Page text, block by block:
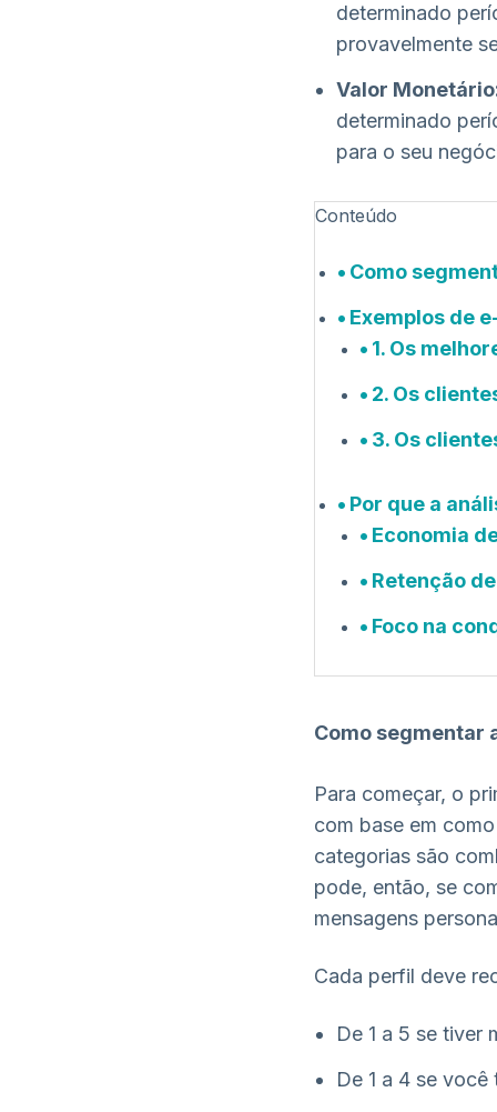
determinado
provavelmente
Valor
determinado
para o seu
Conteúdo
Como
Exemplos de
1. Os
2. Os
3. Os
Por que a
Economia
Retenção
Foco na
Como segmentar
Para começar, o
com base em
categorias são
pode, então, se
mensagens
Cada perfil deve
De 1 a 5 se tiver
De 1 a 4 se